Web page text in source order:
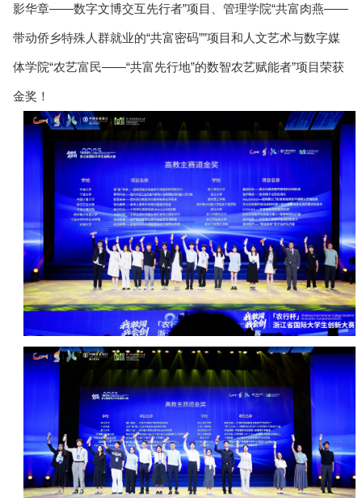
影华章——数字文博交互先行者”项目、管理学院“共富肉燕——
带动侨乡特殊人群就业的“共富密码””项目和人文艺术与数字媒
体学院“农艺富民——“共富先行地”的数智农艺赋能者”项目荣获
金奖！